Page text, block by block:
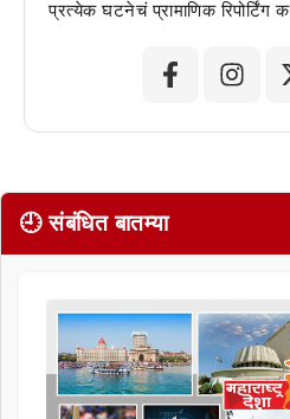
प्रत्येक घटनेचं प्रामाणिक
🕘 संबंधित बातम्या